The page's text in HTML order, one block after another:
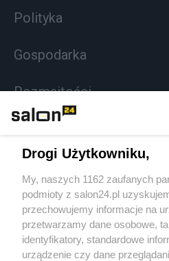
Polityka
Gospodarka
Rozmaitości
Sport
Społeczeństwo
Kultura
Drogi Użytkowniku,
My, naszych 1162 zaufanych
podmioty z salon24.pl
przechowujemy informacje na
przetwarzamy dane osobowe,
identyfikatory, standardowe
urządzenie czy dane